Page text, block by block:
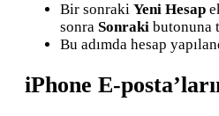
Bir sonraki Yeni Hesap
sonra Sonraki butonuna
Bu adımda hesap
iPhone E-